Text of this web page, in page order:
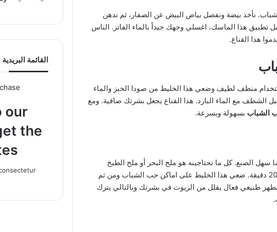
نأخذ بيضة ونفصل بياض البيض عن الصفار، ثم ندهن
واتركيه لمدة 20 دقيقة. ولكن قبل تطبيق هذا الماسك، اغسلي وجهك جيداً بالماء الفاتر. الناس
هذا القناع.
منظف لطيف وضعي هذا الخليط من صودا الخبز والماء
وجهك واتركيه لمدة 10 إلى 20 دقيقة قبل الشطف مع الماء البارد. هذا القناع يجعل بشرتك صافية. ومع
الشباب بسهولة وبسرعة.
سهل الصنع. كل ما تحتاجينه هو ملح البحر أو ملح الطبخ
والقليل من الماء. اخلطي الملح في الماء واتركيه لمدة 20 دقيقة. ضعي هذا الخليط على اماكن حب الشباب ومن ثم
10 إلى 20 دقيقة. الملح هو مطهر طبيعي فعال يقلل من الزيوت في بشرتك وبالتالي يترك
وصفات طبيعية لترطيب البشرة الجافة
القائمة البريدية
our
the